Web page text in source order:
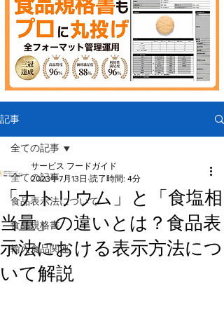
記事
全ての記事
食品表示法について
食品規格書
輸入食品関連
全ての記事
「ナトリウム」と「食塩相
当量」の違いとは？食品表
示法における表示方法につ
いて解説
サービス フードガイド
2023年7月13日 読了時間: 4分